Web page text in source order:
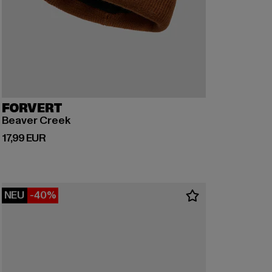
FORVERT
Beaver Creek
17,99 EUR
Derzeitiger Preis: 17,99 EUR
NEU -40%